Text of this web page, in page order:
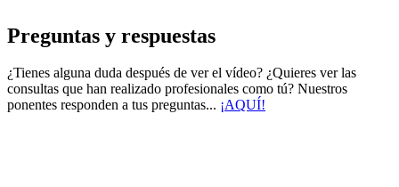
Preguntas y respuestas
¿Tienes alguna duda después de ver el vídeo? ¿Quieres ver las
consultas que han realizado profesionales como tú? Nuestros
ponentes responden a tus preguntas... ¡AQUÍ!